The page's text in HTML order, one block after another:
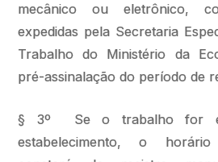
mecânico ou eletrônico,
expedidas pela Secretaria
Trabalho do Ministério da
pré-assinalação do
§ 3º Se o trabalho for
estabelecimento, o